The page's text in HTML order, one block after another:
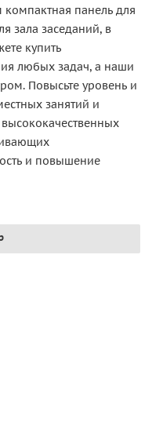
панель для
зала заседаний, в
купить
любых задач, а наши
Повысьте уровень и
занятий и
и повышение